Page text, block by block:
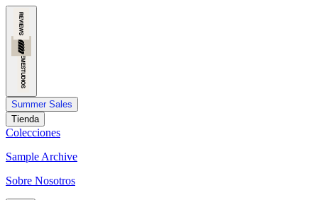
Summer Sales
Tienda
Colecciones
Sample Archive
Sobre Nosotros